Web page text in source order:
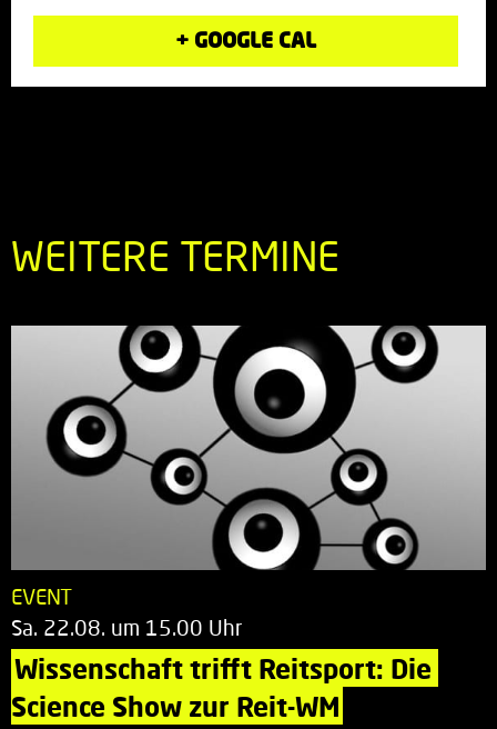
+ GOOGLE CAL
WEITERE TERMINE
EVENT
Sa. 22.08. um 15.00 Uhr
Wissenschaft trifft Reitsport: Die
Science Show zur Reit-WM